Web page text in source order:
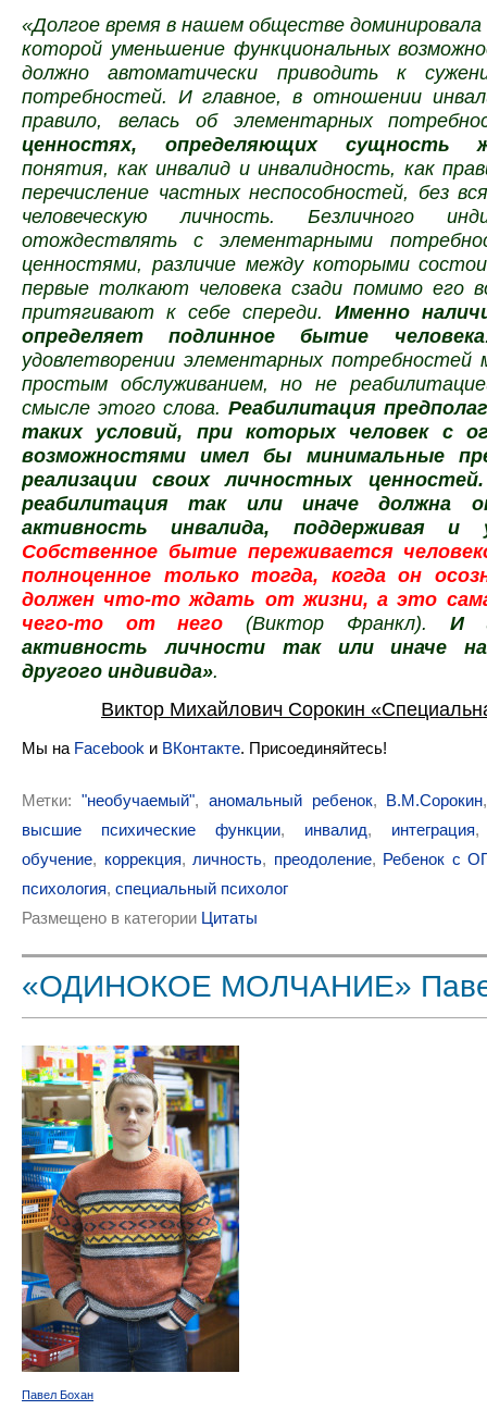
«Долгое время в нашем обществе доминировала
которой уменьшение функциональных
должно автоматически приводить к
потребностей. И главное, в отношении
правило, велась об элементарных
ценностях, определяющих сущность
понятия, как инвалид и инвалидность, как
перечисление частных неспособностей, без
человеческую личность. Безличного
отождествлять с элементарными
ценностями, различие между которыми
первые толкают человека сзади помимо его
притягивают к себе спереди. Именно
определяет подлинное бытие человека
удовлетворении элементарных потребностей
простым обслуживанием, но не
смысле этого слова. Реабилитация
таких условий, при которых человек с
возможностями имел бы минимальные
реализации своих личностных ценностей.
реабилитация так или иначе должна
активность инвалида, поддерживая и
Собственное бытие переживается
полноценное только тогда, когда он
должен что-то ждать от жизни, а это
чего-то от него (Виктор Франкл). И
активность личности так или иначе
другого индивида».
Виктор Михайлович Сорокин
Мы на Facebook и ВКонтакте. Присоединяйтесь!
Метки: "необучаемый", аномальный ребенок, В.М.Сорокин
высшие психические функции, инвалид, интеграция
обучение, коррекция, личность, преодоление, Ребенок с
психология, специальный психолог
Размещено в категории Цитаты
«ОДИНОКОЕ МОЛЧАНИЕ»
Павел Бохан